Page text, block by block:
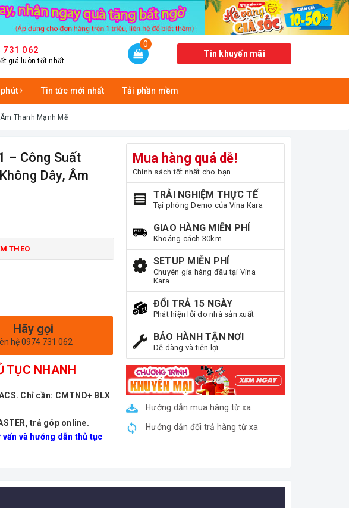
731 062
giá luôn tốt nhất
0
Tin khuyến mãi
phút Tin tức mới nhất Tải phần mềm
Thanh Mạnh Mẽ
– Công Suất
Dây, Âm
THEO
Hãy gọi
hệ 0974 731 062
TỤC NHANH
Chỉ cần: CMTND+ BLX
trả góp online.
và hướng dẫn thủ tục
Mua hàng quá dễ!
Chính sách tốt nhất cho bạn
TRẢI NGHIỆM THỰC TẾ
Tại phòng Demo của Vina Kara
GIAO HÀNG MIỄN PHÍ
Khoảng cách 30km
SETUP MIỄN PHÍ
Chuyên gia hàng đầu tại Vina
Kara
ĐỔI TRẢ 15 NGÀY
Phát hiện lỗi do nhà sản xuất
BẢO HÀNH TẬN NƠI
Dễ dàng và tiện lợi
Hướng dẫn mua hàng từ xa
Hướng dẫn đổi trả hàng từ xa